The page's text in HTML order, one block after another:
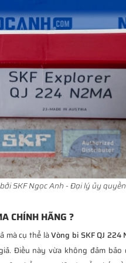
SKF Ngọc Anh - Đại lý ủy quyền
CHÍNH HÃNG ?
mà cụ thể làVòng bi SKF QJ 224
Điều này vừa không đảm